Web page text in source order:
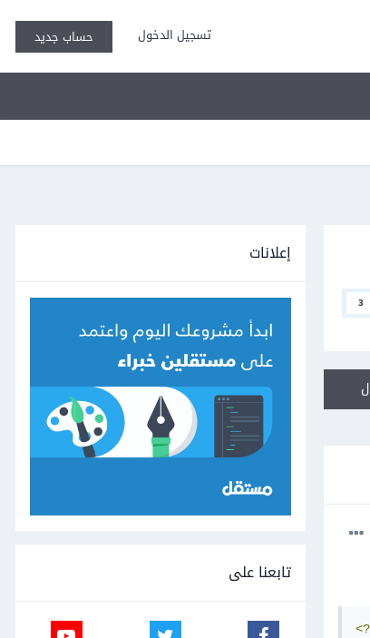
تسجيل الدخول حساب جديد
3
<?
إعلانات
تابعنا على